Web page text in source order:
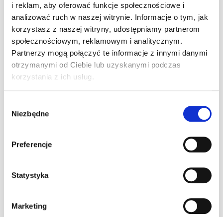
i reklam, aby oferować funkcje społecznościowe i
analizować ruch w naszej witrynie. Informacje o tym, jak
korzystasz z naszej witryny, udostępniamy partnerom
społecznościowym, reklamowym i analitycznym.
Partnerzy mogą połączyć te informacje z innymi danymi
otrzymanymi od Ciebie lub uzyskanymi podczas
korzystania z ich usług.
zgody
Niezbędne
Preferencje
Statystyka
Marketing
Wyścigi górskie stanowią alternatywę dla tych, którzy cenią
kierowca i pilot nawigator. Każda z tych dyscyplin wymaga
oddzielnej licencji PZM dostosowanej do konkretnej formy
Dziś dostępna jest również licencja międzynarodowa FIA,
udokumentowanego doświadczenia w zawodach